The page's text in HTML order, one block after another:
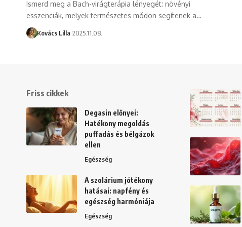
Ismerd meg a Bach-virágterápia lényegét: növényi
esszenciák, melyek természetes módon segítenek a…
Kovács Lilla 2025.11.08.
Friss cikkek
Degasin előnyei:
Hatékony megoldás
puffadás és bélgázok
ellen
Egészség
A szolárium jótékony
hatásai: napfény és
egészség harmóniája
Egészség